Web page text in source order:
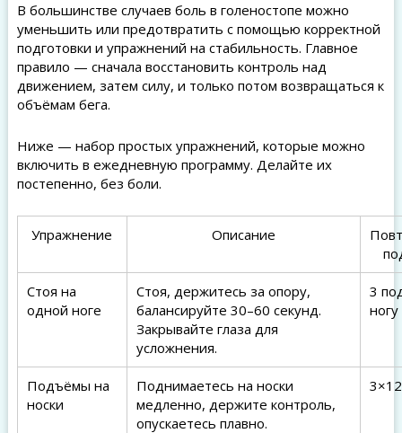
В большинстве случаев боль в голеностопе можно
уменьшить или предотвратить с помощью корректной
подготовки и упражнений на стабильность. Главное
правило — сначала восстановить контроль над
движением, затем силу, и только потом возвращаться к
объёмам бега.
Ниже — набор простых упражнений, которые можно
включить в ежедневную программу. Делайте их
постепенно, без боли.
Упражнение Описание
Стоя на
одной ноге
Стоя, держитесь за опору,
балансируйте 30–60 секунд.
Закрывайте глаза для
усложнения.
3
ногу
Подъёмы на
носки
Поднимаетесь на носки
медленно, держите контроль,
опускаетесь плавно.